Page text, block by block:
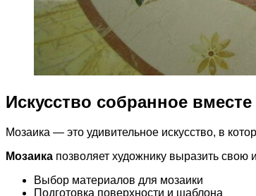
Искусство собранное вместе
Мозаика — это удивительное искусство, в
Мозаика позволяет художнику выразить свою
Выбор материалов для мозаики
Подготовка поверхности и шаблона